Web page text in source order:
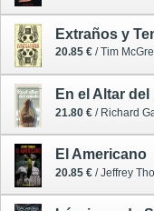
Extraños y
20.85 € / Tim
En el Altar del
21.80 € / Richard
El Americano
20.85 € / Jeffrey